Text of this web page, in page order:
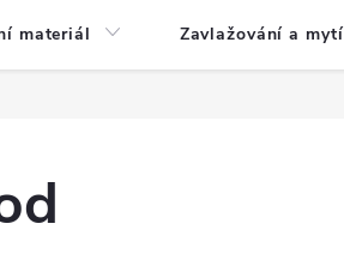
materiál Zavlažování a mytí